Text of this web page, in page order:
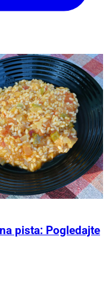
pista: Pogledajte